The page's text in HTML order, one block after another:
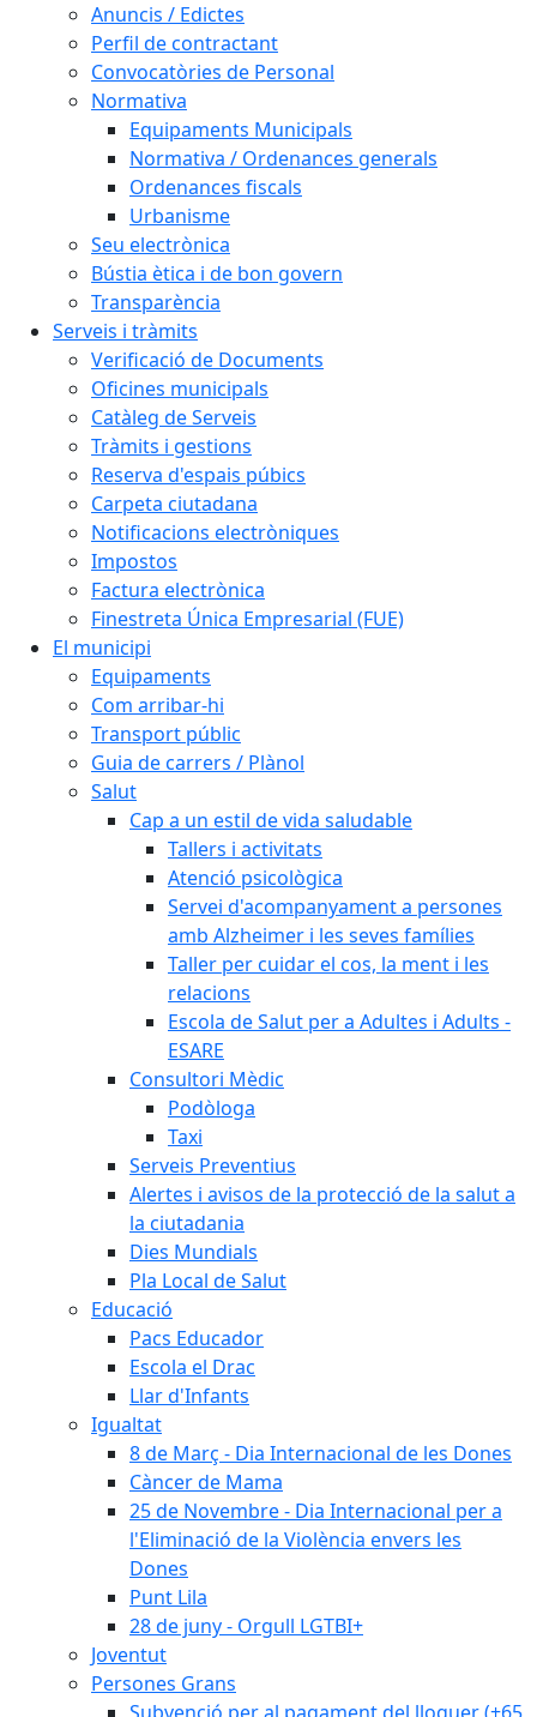
Anuncis / Edictes
Perfil de contractant
Convocatòries de Personal
Normativa
Equipaments Municipals
Normativa / Ordenances generals
Ordenances fiscals
Urbanisme
Seu electrònica
Bústia ètica i de bon govern
Transparència
Serveis i tràmits
Verificació de Documents
Oficines municipals
Catàleg de Serveis
Tràmits i gestions
Reserva d'espais púbics
Carpeta ciutadana
Notificacions electròniques
Impostos
Factura electrònica
Finestreta Única Empresarial (FUE)
El municipi
Equipaments
Com arribar-hi
Transport públic
Guia de carrers / Plànol
Salut
Cap a un estil de vida saludable
Tallers i activitats
Atenció psicològica
Servei d'acompanyament a persones
amb Alzheimer i les seves famílies
Taller per cuidar el cos, la ment i les
relacions
Escola de Salut per a Adultes i Adults -
ESARE
Consultori Mèdic
Podòloga
Taxi
Serveis Preventius
Alertes i avisos de la protecció de la salut a
la ciutadania
Dies Mundials
Pla Local de Salut
Educació
Pacs Educador
Escola el Drac
Llar d'Infants
Igualtat
8 de Març - Dia Internacional de les Dones
Càncer de Mama
25 de Novembre - Dia Internacional per a
l'Eliminació de la Violència envers les
Dones
Punt Lila
28 de juny - Orgull LGTBI+
Joventut
Persones Grans